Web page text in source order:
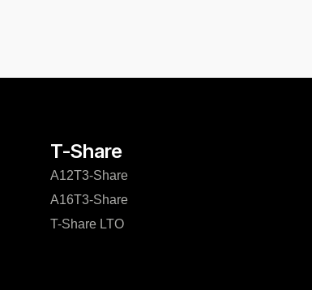
T-Share
A12T3-Share
A16T3-Share
T-Share LTO